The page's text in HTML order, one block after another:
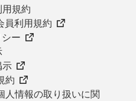
規約
員利用規約
ー
約
人情報の取り扱いに関